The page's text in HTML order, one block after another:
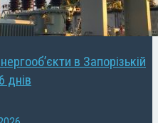
в Запорізькій
днів